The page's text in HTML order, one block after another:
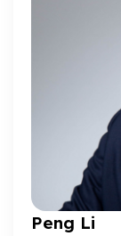
Peng Li